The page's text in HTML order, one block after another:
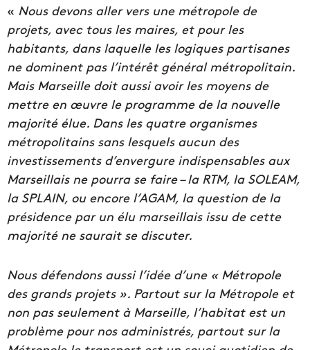
« Nous devons aller vers une métropole de
projets, avec tous les maires, et pour les
habitants, dans laquelle les logiques partisanes
ne dominent pas l’intérêt général métropolitain.
Mais Marseille doit aussi avoir les moyens de
mettre en œuvre le programme de la nouvelle
majorité élue. Dans les quatre organismes
métropolitains sans lesquels aucun des
investissements d’envergure indispensables aux
Marseillais ne pourra se faire – la RTM, la SOLEAM,
la SPLAIN, ou encore l’AGAM, la question de la
présidence par un élu marseillais issu de cette
majorité ne saurait se discuter.
Nous défendons aussi l’idée d’une « Métropole
des grands projets ». Partout sur la Métropole et
non pas seulement à Marseille, l’habitat est un
problème pour nos administrés, partout sur la